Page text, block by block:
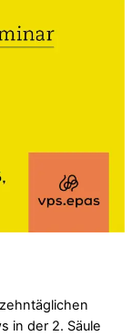
in der 2. Säule